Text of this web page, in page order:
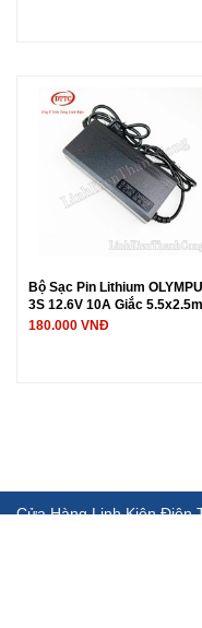
Bộ Sạc Pin Lithium
3S 12.6V 10A Giắc
180.000 VNĐ
Cửa Hàng Linh Kiện Điện